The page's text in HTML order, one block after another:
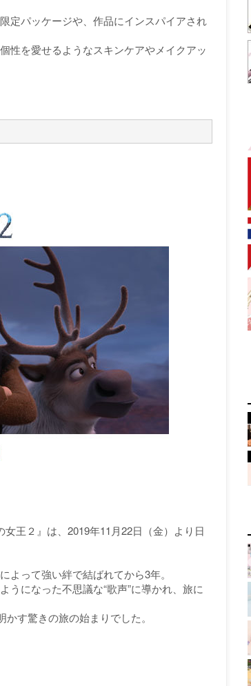
定パッケージや、作品にインスパイアされ
性を愛せるようなスキンケアやメイクアッ
王２』は、2019年11月22日（金）より日
って強い絆で結ばれてから3年。
うになった不思議な“歌声”に導かれ、旅に
す驚きの旅の始まりでした。